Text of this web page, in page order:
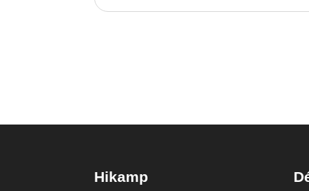
Hikamp